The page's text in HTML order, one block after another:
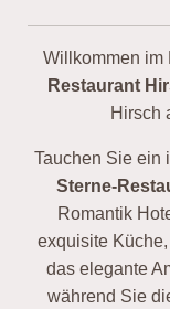
Willkommen im
Restaurant
Hirsch
Tauchen Sie ein
Sterne-
Romantik
exquisite
das elegante
während Sie